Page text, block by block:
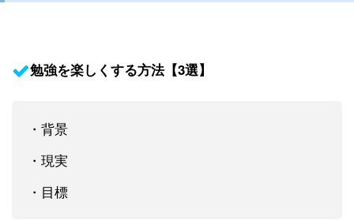
勉強を楽しくする方法【3選】
・背景
・現実
・目標